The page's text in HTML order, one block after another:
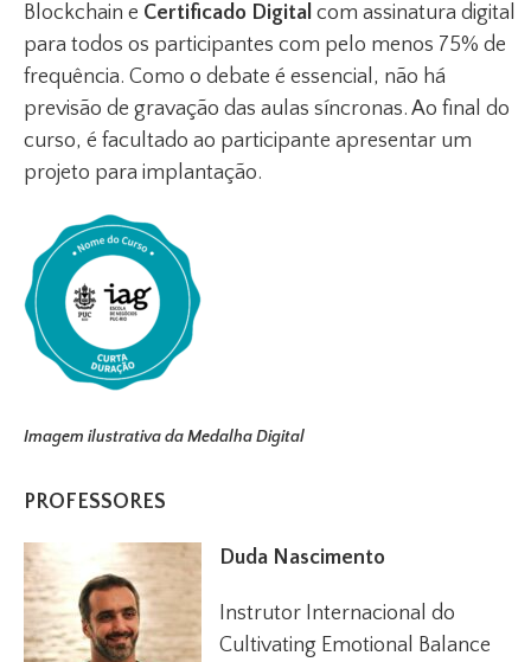
Blockchain e Certificado Digital com assinatura digital
para todos os participantes com pelo menos 75% de
frequência. Como o debate é essencial, não há
previsão de gravação das aulas síncronas. Ao final do
curso, é facultado ao participante apresentar um
projeto para implantação.
Imagem ilustrativa da Medalha Digital
PROFESSORES
Duda Nascimento
Instrutor Internacional do
Cultivating Emotional Balance